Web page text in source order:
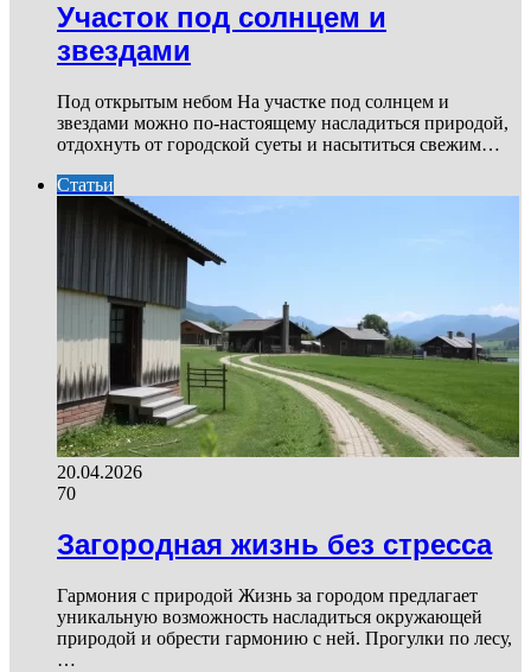
Участок под солнцем и
звездами
Под открытым небом На участке под солнцем и
звездами можно по-настоящему насладиться природой,
отдохнуть от городской суеты и насытиться свежим…
Статьи
20.04.2026
70
Загородная жизнь без стресса
Гармония с природой Жизнь за городом предлагает
уникальную возможность насладиться окружающей
природой и обрести гармонию с ней. Прогулки по лесу,
…